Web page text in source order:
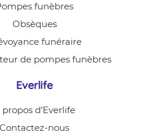
funèbres
Obsèques
funéraire
de pompes funèbres
Everlife
propos d’Everlife
Contactez-nous